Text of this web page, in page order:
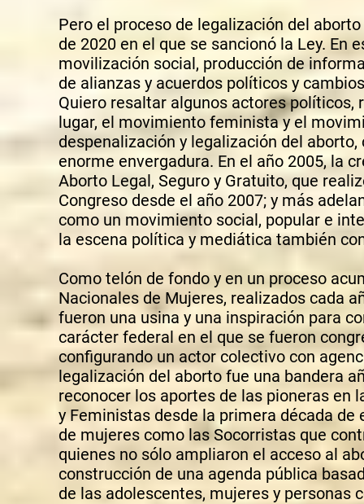
Pero el proceso de legalización del
de 2020 en el que se sancionó la Ley. En
movilización social, producción de
de alianzas y acuerdos políticos y
Quiero resaltar algunos actores
lugar, el movimiento feminista y el
despenalización y legalización del
enorme envergadura. En el año 2005, la
Aborto Legal, Seguro y Gratuito, que
Congreso desde el año 2007; y más
como un movimiento social, popular e
la escena política y mediática también
Como telón de fondo y en un proceso
Nacionales de Mujeres, realizados cada
fueron una usina y una inspiración para
carácter federal en el que se fueron
configurando un actor colectivo con
legalización del aborto fue una bandera
reconocer los aportes de las pioneras en
y Feministas desde la primera década
de mujeres como las Socorristas que
quienes no sólo ampliaron el acceso al
construcción de una agenda pública
de las adolescentes, mujeres y personas